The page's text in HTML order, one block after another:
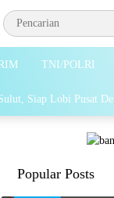
TNI/POLRI
Siap Lobi Pusat
Popular Posts
1